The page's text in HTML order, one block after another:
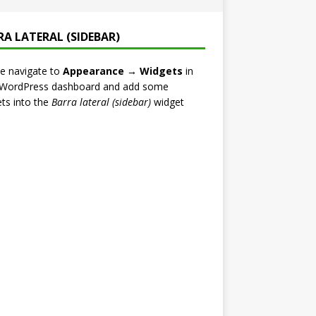
LATERAL (SIDEBAR)
navigate to Appearance → Widgets in
dashboard and add some
into the Barra lateral (sidebar)widget